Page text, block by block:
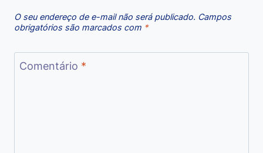
O seu endereço de e-mail não será publicado. Campos
obrigatórios são marcados com *
Comentário *